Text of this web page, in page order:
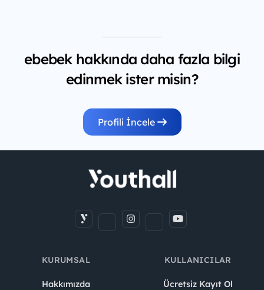
ebebek hakkında daha fazla bilgi
edinmek ister misin?
Profili İncele
KURUMSAL
Hakkımızda
KULLANICILAR
Ücretsiz Kayıt Ol